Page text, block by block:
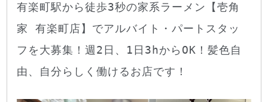
有楽町駅から徒歩3秒の家系ラーメン【壱角
家 有楽町店】でアルバイト・パートスタッ
フを大募集！週2日、1日3hからOK！髪色自
由、自分らしく働けるお店です！